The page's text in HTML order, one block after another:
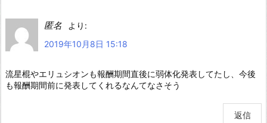
匿名
より:
2019年10月8日 15:18
流星棍やエリュシオンも報酬期間直後に弱体化発表してたし、今後
も報酬期間前に発表してくれるなんてなさそう
返信